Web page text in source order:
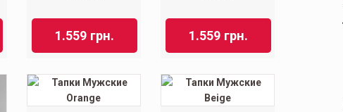
1.559 грн. 1.559 грн.